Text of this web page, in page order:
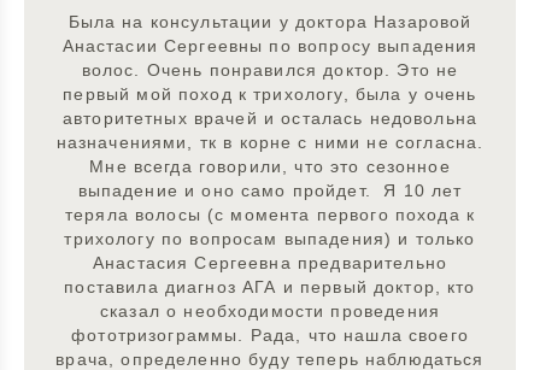
Была на консультации у доктора Назаровой
Анастасии Сергеевны по вопросу выпадения
волос. Очень понравился доктор. Это не
первый мой поход к трихологу, была у очень
авторитетных врачей и осталась недовольна
назначениями, тк в корне с ними не согласна.
Мне всегда говорили, что это сезонное
выпадение и оно само пройдет. Я 10 лет
теряла волосы (с момента первого похода к
трихологу по вопросам выпадения) и только
Анастасия Сергеевна предварительно
поставила диагноз АГА и первый доктор, кто
сказал о необходимости проведения
фототризограммы. Рада, что нашла своего
врача, определенно буду теперь наблюдаться